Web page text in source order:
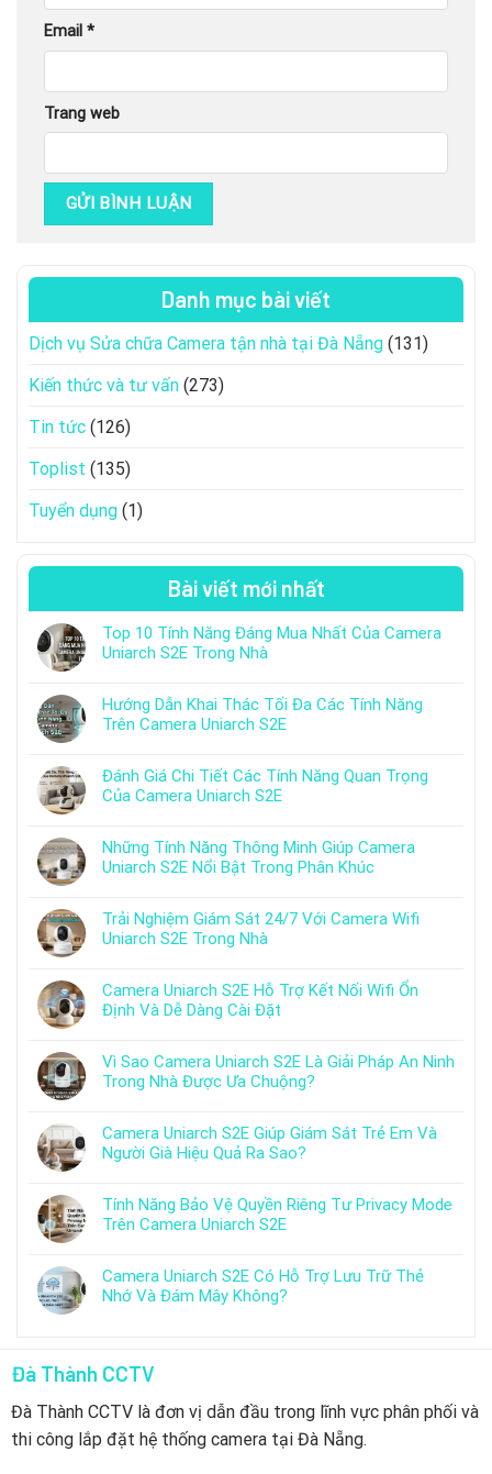
Email *
Trang web
Danh mục bài viết
Dịch vụ Sửa chữa Camera tận nhà tại Đà Nẵng (131)
Kiến thức và tư vấn (273)
Tin tức (126)
Toplist (135)
Tuyển dụng (1)
Bài viết mới nhất
Top 10 Tính Năng Đáng Mua Nhất Của Camera
Uniarch S2E Trong Nhà
Hướng Dẫn Khai Thác Tối Đa Các Tính Năng
Trên Camera Uniarch S2E
Đánh Giá Chi Tiết Các Tính Năng Quan Trọng
Của Camera Uniarch S2E
Những Tính Năng Thông Minh Giúp Camera
Uniarch S2E Nổi Bật Trong Phân Khúc
Trải Nghiệm Giám Sát 24/7 Với Camera Wifi
Uniarch S2E Trong Nhà
Camera Uniarch S2E Hỗ Trợ Kết Nối Wifi Ổn
Định Và Dễ Dàng Cài Đặt
Vì Sao Camera Uniarch S2E Là Giải Pháp An Ninh
Trong Nhà Được Ưa Chuộng?
Camera Uniarch S2E Giúp Giám Sát Trẻ Em Và
Người Già Hiệu Quả Ra Sao?
Tính Năng Bảo Vệ Quyền Riêng Tư Privacy Mode
Trên Camera Uniarch S2E
Camera Uniarch S2E Có Hỗ Trợ Lưu Trữ Thẻ
Nhớ Và Đám Mây Không?
Đà Thành CCTV
Đà Thành CCTV là đơn vị dẫn đầu trong lĩnh vực phân phối và
thi công lắp đặt hệ thống camera tại Đà Nẵng.